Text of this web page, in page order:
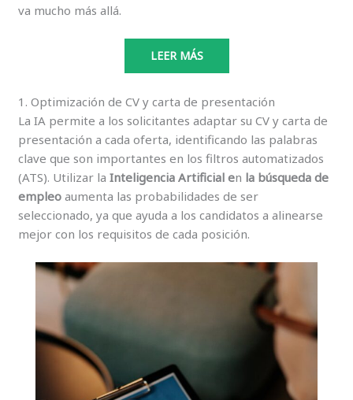
va mucho más allá.
LEER MÁS
1. Optimización de CV y carta de presentación
La IA permite a los solicitantes adaptar su CV y carta de
presentación a cada oferta, identificando las palabras
clave que son importantes en los filtros automatizados
(ATS). Utilizar laInteligencia Artificial en la búsqueda de
empleo aumenta las probabilidades de ser
seleccionado, ya que ayuda a los candidatos a alinearse
mejor con los requisitos de cada posición.